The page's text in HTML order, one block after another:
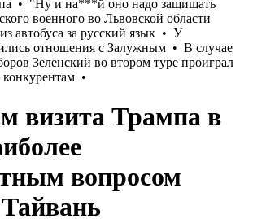
визита Трампа в
вопросом
Тайвань